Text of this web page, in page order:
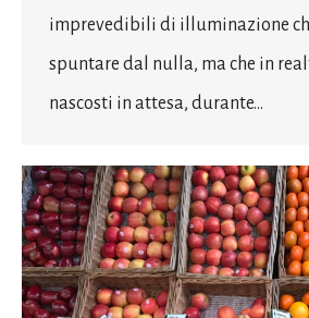
imprevedibili di illuminazione
spuntare dal nulla, ma che in
nascosti in attesa, durante…